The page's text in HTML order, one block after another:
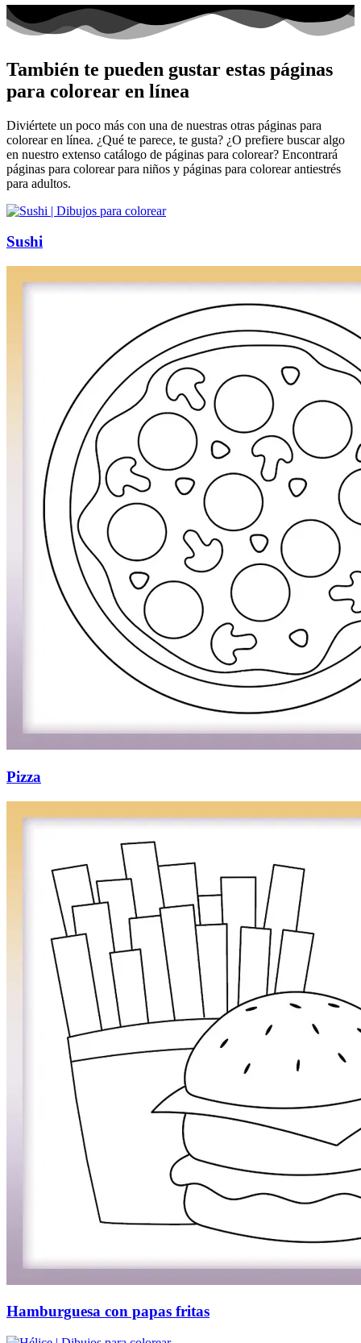
También te pueden gustar estas páginas
para colorear en línea
Diviértete un poco más con una de nuestras otras páginas para
colorear en línea. ¿Qué te parece, te gusta? ¿O prefiere buscar algo
en nuestro extenso catálogo de páginas para colorear? Encontrará
páginas para colorear para niños y páginas para colorear antiestrés
para adultos.
Sushi
Pizza
Hamburguesa con papas fritas